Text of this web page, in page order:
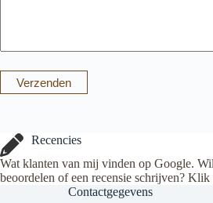
Verzenden
Recencies
Wat klanten van mij vinden op Google.
beoordelen of een recensie schrijven? Klik
Contactgegevens